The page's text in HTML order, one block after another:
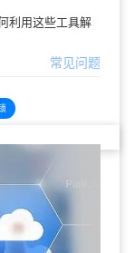
利用这些工具解
常见问题